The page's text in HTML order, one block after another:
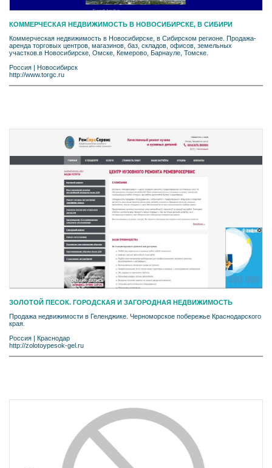
КОММЕРЧЕСКАЯ НЕДВИЖИМОСТЬ В НОВОСИБИРСКЕ, В СИБИРИ
Коммерческая недвижимость в Новосибирске, в Сибирском регионе. Продажа-
аренда торговых центров, магазинов, баз, складов, офисов, земельных
участков.в Новосибирске, Омске, Кемерово, Барнауле, Томске.
Россия | Новосибирск
http://www.torgc.ru
ЗОЛОТОЙ ПЕСОК. ГОРОДСКАЯ И ЗАГОРОДНАЯ НЕДВИЖИМОСТЬ
Продажа недвижимости в Геленджике. Черноморское побережье Краснодарского
края.
Россия
Краснодар
http://zolotoypesok-gel.ru